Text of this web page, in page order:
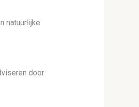
natuurlijke
door